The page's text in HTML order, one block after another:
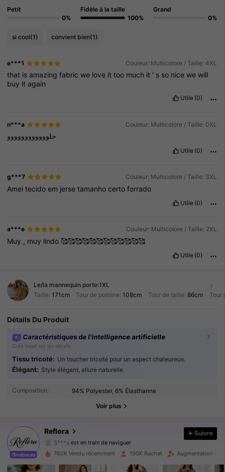
Petit
0%
Fidèle à la taille
100%
Grand
0%
si cool(1) convient bien(1)
e***1 Couleur: Multicolore / Taille: 4XL
that is amazingfabricwe love ittoo much it ' s so nicewewill
buy it again
Utile (0)
n***a Couleur: Multicolore / Taille: 0XL
حلوووووووووووو
Utile (0)
g***7 Couleur: Multicolore / Taille: 3XL
Ameitecidoem jersetamanhocertoforrado
Utile (0)
a***e Couleur: Multicolore / Taille: 2XL
Muy , muy lindo 🥰🥰🥰🥰🥰🥰🥰🥰🥰🥰🥰🥰
Utile (0)
Le/la mannequin porte:1XL
Taille: 171cm Tour de poitrine: 108cm Tour de taille: 86cm Tour
Détails Du Produit
Caractéristiques de l'intelligence artificielle
Créé basé sur les détails
Tissu tricoté: Un toucher tricoté pour un aspect chaleureux.
Élégant: Style élégant, allure naturelle.
Composition: 94% Polyester, 6% Élasthanne
Voir plus
Reflora
4.83 82K Suiveurs
82K Suiveurs
4.83
82K Suiveurs
82K Suiveurs
Suivre
760K Vendu récemment 190K Rachat Augmentation du